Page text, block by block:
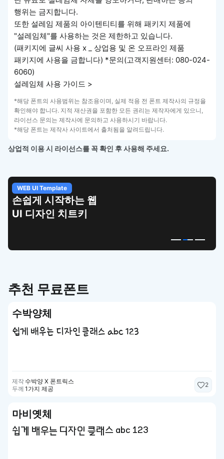
행위는 금지합니다.
또한 설레임 제품의 아이텐티티를 위해 패키지 제품에
"설레임체"를 사용하는 것은 제한하고 있습니다.
(패키지에 글씨 사용 x _ 상업용 및 온 오프라인 제품
패키지에 사용을 금합니다) *문의(고객지원센터: 080-024-
6060)
설레임체 사용 가이드 >
*해당 폰트의 사용범위는 참조용이며, 실제 적용 전 폰트 제작사의 규정을
확인해야 합니다. 지적 재산권을 포함한 모든 권리는 제작자에게 있으니,
라이선스 문의는 제작사에 문의하고 사용하시기 바랍니다.
*해당 폰트는 제작사 사이트에서 출처됨을 알려드립니다.
상업적 이용 시 라이선스를 꼭 확인 후 사용해 주세요.
WEB UI Template
손쉽게 시작하는 웹
UI 디자인 치트키
추천 무료폰트
수박양체
쉽게 배우는 디자인 클래스 abc 123
제작 수박양 X 폰트릭스
두께 1가지 제공
2
마비옛체
쉽게 배우는 디자인 클래스 abc 123